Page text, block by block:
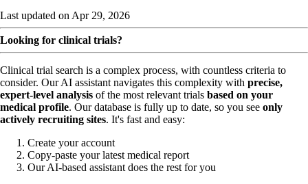
Last updated on Apr 29, 2026
Looking for clinical trials?
Clinical trial search is a complex process, with countless criteria to
consider. Our AI assistant navigates this complexity with precise,
expert-level analysis of the most relevant trials based on your
medical profile. Our database is fully up to date, so you see only
actively recruiting sites. It's fast and easy:
Create your account
Copy-paste your latest medical report
Our AI-based assistant does the rest for you